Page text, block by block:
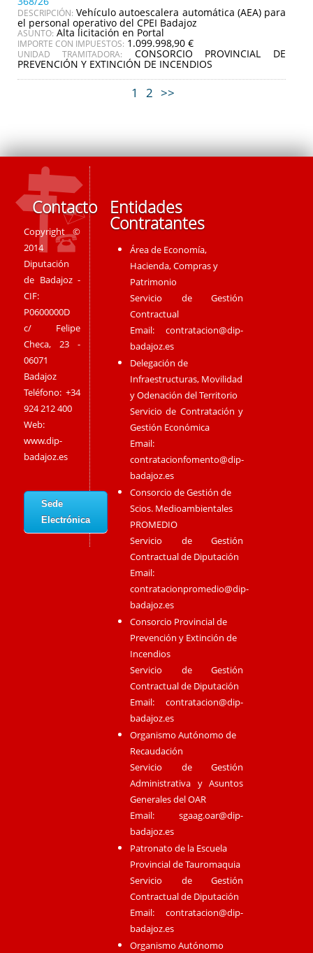
DESCRIPCIÓN: Vehículo autoescalera automática (AEA) para
el personal operativo del CPEI Badajoz
ASUNTO: Alta licitación en Portal
IMPORTE CON IMPUESTOS: 1.099.998,90 €
UNIDAD TRAMITADORA: CONSORCIO PROVINCIAL DE
PREVENCIÓN Y EXTINCIÓN DE INCENDIOS
1 2 >>
Contacto
Copyright ©
2014
Diputación
de Badajoz -
CIF:
P0600000D
c/ Felipe
Checa, 23 -
06071
Badajoz
Teléfono: +34
924 212 400
Web:
www.dip-
badajoz.es
Sede
Electrónica
Entidades
Contratantes
Área de Economía,
Hacienda, Compras y
Patrimonio
Servicio de Gestión
Contractual
Email:contratacion@dip-
badajoz.es
Delegación de
Infraestructuras, Movilidad
y Odenación del Territorio
Servicio de Contratación y
Gestión Económica
Email:
contratacionfomento@dip-
badajoz.es
Consorcio de Gestión de
Scios. Medioambientales
PROMEDIO
Servicio de Gestión
Contractual de Diputación
Email:
contratacionpromedio@dip-
badajoz.es
Consorcio Provincial de
Prevención y Extinción de
Incendios
Servicio de Gestión
Contractual de Diputación
Email:contratacion@dip-
badajoz.es
Organismo Autónomo de
Recaudación
Servicio de Gestión
Administrativa y Asuntos
Generales del OAR
Email:sgaag.oar@dip-
badajoz.es
Patronato de la Escuela
Provincial de Tauromaquia
Servicio de Gestión
Contractual de Diputación
Email:contratacion@dip-
badajoz.es
Organismo Autónomo